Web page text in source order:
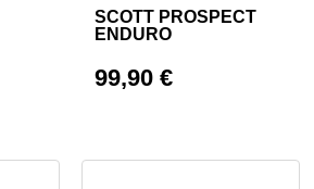
SCOTT PROSPECT
ENDURO
99,90 €